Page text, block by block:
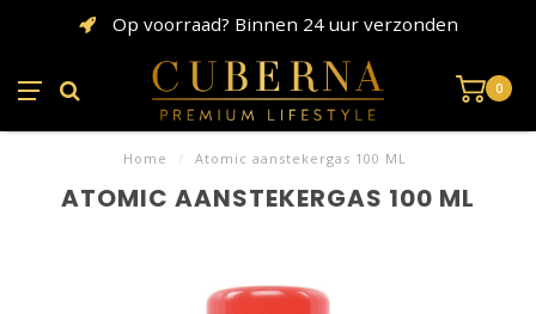
Op voorraad? Binnen 24 uur verzonden
0
Home / Atomic aanstekergas 100 ML
ATOMIC AANSTEKERGAS 100 ML